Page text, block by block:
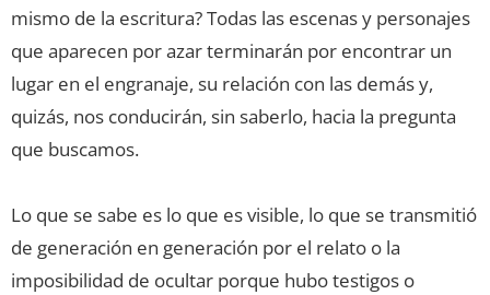
mismo de la escritura? Todas las escenas y personajes
que aparecen por azar terminarán por encontrar un
lugar en el engranaje, su relación con las demás y,
quizás, nos conducirán, sin saberlo, hacia la pregunta
que buscamos.
Lo que se sabe es lo que es visible, lo que se transmitió
de generación en generación por el relato o la
imposibilidad de ocultar porque hubo testigos o